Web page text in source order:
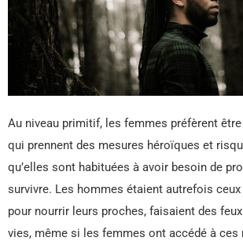
Au niveau primitif, les femmes préfèrent
qui prennent des mesures héroïques et
qu’elles sont habituées à avoir besoin de
survivre. Les hommes étaient autrefois
pour nourrir leurs proches, faisaient des
vies, même si les femmes ont accédé à ces